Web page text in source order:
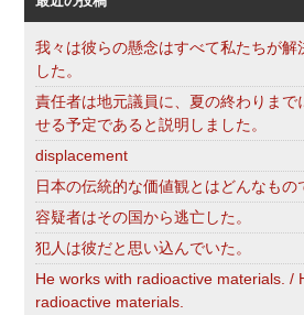
我々は彼らの懸念はすべて私たちが解
した。
責任者は地元議員に、夏の終わりまで
せる予定であると説明しました。
displacement
日本の伝統的な価値観とはどんなもの
容疑者はその国から逃亡した。
犯人は彼だと思い込んでいた。
He works with radioactive materials. /
radioactive materials.